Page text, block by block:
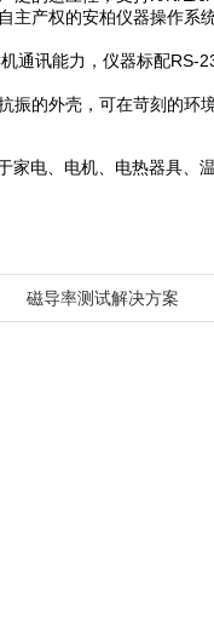
产权的安柏仪器操作系
讯能力，仪器标配RS-
的外壳，可在苛刻的环境
家电、电机、电热器具、
磁导率测试解决方案